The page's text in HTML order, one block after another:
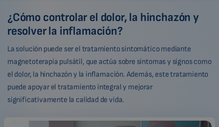
¿Cómo controlar el dolor, la hinchazón y
resolver la inflamación?
La solución puede ser el tratamiento sintomático mediante
magnetoterapia pulsátil, que actúa sobre síntomas y signos como
el dolor, la hinchazón y la inflamación. Además, este tratamiento
puede apoyar el tratamiento integral y mejorar
significativamente la calidad de vida.